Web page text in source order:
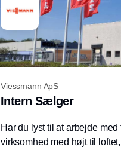
Viessmann ApS
Intern Sælger
Har du lyst til at arbejde
virksomhed med højt til